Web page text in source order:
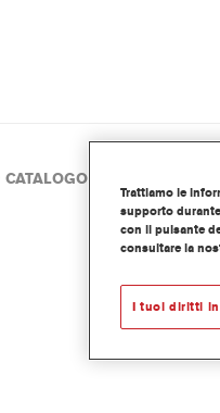
CATALOGO PRODOTTI
Trattiamo le
supporto
con il pulsante
consultare la
I tuoi diritti in